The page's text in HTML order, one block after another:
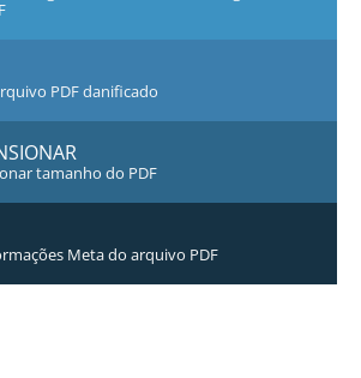
PDF danificado
tamanho do PDF
Meta do arquivo PDF